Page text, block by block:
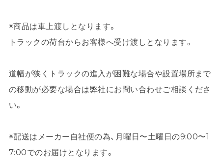
※商品は車上渡しとなります。
トラックの荷台からお客様へ受け渡しとなります。
道幅が狭くトラックの進入が困難な場合や設置場所まで
の移動が必要な場合は弊社にお問い合わせご相談くださ
い。
※配送はメーカー自社便の為、月曜日〜土曜日の9:00〜1
7:00でのお届けとなります。